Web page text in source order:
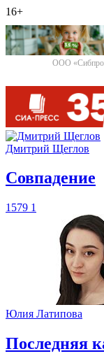
16+
ООО
Дмитрий Щеглов
​Совпадение
1579 1
Юлия Латипова
​Последняя